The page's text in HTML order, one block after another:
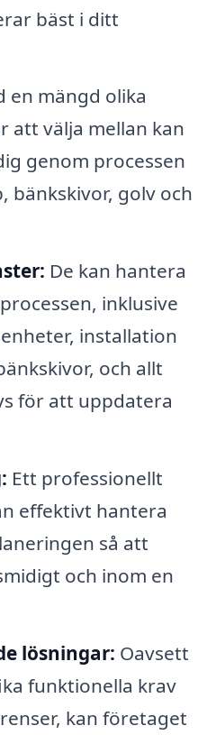
bäst i ditt
en mängd olika
att välja mellan kan
genom processen
bänkskivor, golv och
De kan hantera
inklusive
installation
och allt
för att uppdatera
Ett professionellt
effektivt hantera
så att
och inom en
lösningar: Oavsett
funktionella krav
kan företaget